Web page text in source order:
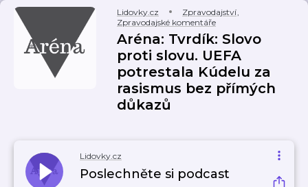
Lidovky.cz Zpravodajství,
Zpravodajské komentáře
Aréna: Tvrdík: Slovo
proti slovu. UEFA
potrestala Kúdelu za
rasismus bez přímých
důkazů
Lidovky.cz
Poslechněte si podcast